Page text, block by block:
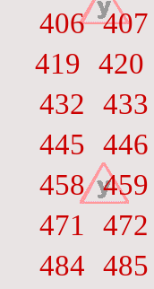
406 407
419 420
432
433
445 446
458 459
471
472
484 485